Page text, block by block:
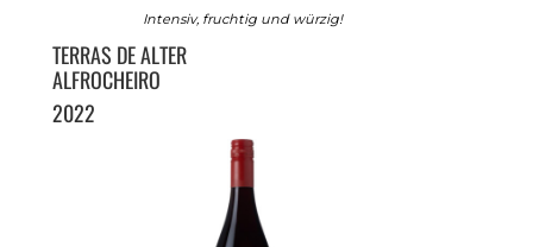
Intensiv, fruchtig und würzig!
TERRAS DE ALTER
ALFROCHEIRO
2022